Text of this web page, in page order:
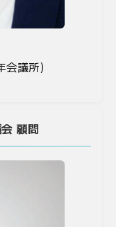
会議所)
顧問